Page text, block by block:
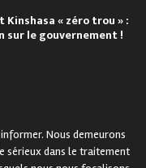
« zéro trou » :
sur le gouvernement !
Nous demeurons
sérieux dans le traitement